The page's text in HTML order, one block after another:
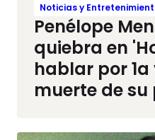
Noticias y
Penélope
quiebra en
hablar por 1a
muerte de